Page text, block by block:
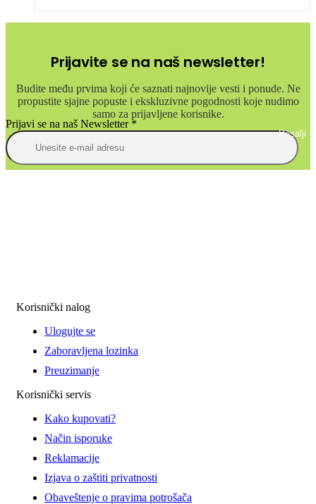
Prijavite se na naš newsletter!
Budite među prvima koji će saznati najnovije vesti i ponude. Ne
propustite sjajne popuste i ekskluzivne pogodnosti koje nudimo
samo za prijavljene korisnike.
Prijavi se na naš Newsletter*
Posalji
Korisnički nalog
Ulogujte se
Zaboravljena lozinka
Preuzimanje
Korisnički servis
Kako kupovati?
Način isporuke
Reklamacije
Izjava o zaštiti privatnosti
Obaveštenje o pravima potrošača